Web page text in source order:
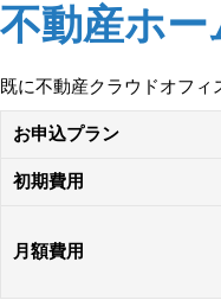
不動産ホ
既に不動産クラウドオフ
お申込プラン
初期費用
月額費用